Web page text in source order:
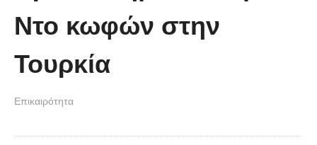
Ντο κωφών στην
Τουρκία
Επικαιρότητα